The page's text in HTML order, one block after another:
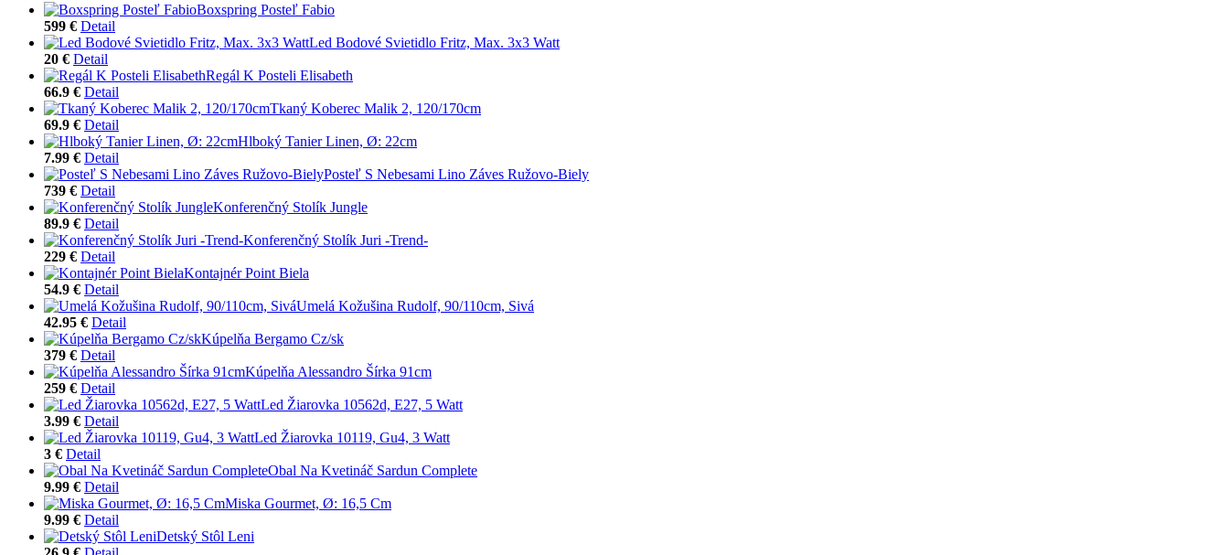
Boxspring Posteľ Fabio
599 € Detail
Led Bodové Svietidlo Fritz, Max. 3x3 Watt
20 € Detail
Regál K Posteli Elisabeth
66.9 € Detail
Tkaný Koberec Malik 2, 120/170cm
69.9 € Detail
Hlboký Tanier Linen, Ø: 22cm
7.99 € Detail
Posteľ S Nebesami Lino Záves Ružovo-Biely
739 € Detail
Konferenčný Stolík Jungle
89.9 € Detail
Konferenčný Stolík Juri -Trend-
229 € Detail
Kontajnér Point Biela
54.9 € Detail
Umelá Kožušina Rudolf, 90/110cm, Sivá
42.95 € Detail
Kúpelňa Bergamo Cz/sk
379 € Detail
Kúpelňa Alessandro Šírka 91cm
259 € Detail
Led Žiarovka 10562d, E27, 5 Watt
3.99 € Detail
Led Žiarovka 10119, Gu4, 3 Watt
3 € Detail
Obal Na Kvetináč Sardun Complete
9.99 € Detail
Miska Gourmet, Ø: 16,5 Cm
9.99 € Detail
Detský Stôl Leni